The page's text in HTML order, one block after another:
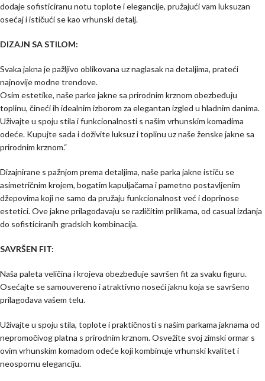
dodaje sofisticiranu notu toplote i elegancije, pružajući vam luksuzan
osećaj i ističući se kao vrhunski detalj.
DIZAJN SA STILOM:
Svaka jakna je pažljivo oblikovana uz naglasak na detaljima, prateći
najnovije modne trendove.
Osim estetike, naše parke jakne sa prirodnim krznom obezbeđuju
toplinu, čineći ih idealnim izborom za elegantan izgled u hladnim danima.
Uživajte u spoju stila i funkcionalnosti s našim vrhunskim komadima
odeće. Kupujte sada i doživite luksuz i toplinu uz naše ženske jakne sa
prirodnim krznom.“
Dizajnirane s pažnjom prema detaljima, naše parka jakne ističu se
asimetričnim krojem, bogatim kapuljačama i pametno postavljenim
džepovima koji ne samo da pružaju funkcionalnost već i doprinose
estetici. Ove jakne prilagođavaju se različitim prilikama, od casual izdanja
do sofisticiranih gradskih kombinacija.
SAVRŠEN FIT:
Naša paleta veličina i krojeva obezbeđuje savršen fit za svaku figuru.
Osećajte se samouvereno i atraktivno noseći jaknu koja se savršeno
prilagođava vašem telu.
Uživajte u spoju stila, toplote i praktičnosti s našim parkama jaknama od
nepromočivog platna s prirodnim krznom. Osvežite svoj zimski ormar s
ovim vrhunskim komadom odeće koji kombinuje vrhunski kvalitet i
neospornu eleganciju.